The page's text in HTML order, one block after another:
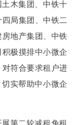
木集团、中铁十
局集团、中铁二
地产集团、中铁
极摸排中小微企
符合要求租户进
实帮助中小微企